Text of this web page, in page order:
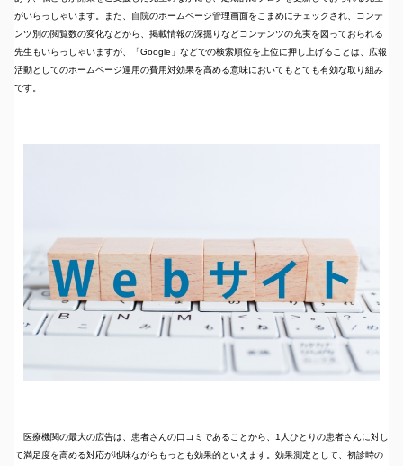
がいらっしゃいます。また、自院のホームページ管理画面をこまめにチェックされ、コンテ
ンツ別の閲覧数の変化などから、掲載情報の深掘りなどコンテンツの充実を図っておられる
先生もいらっしゃいますが、「Google」などでの検索順位を上位に押し上げることは、広報
活動としてのホームページ運用の費用対効果を高める意味においてもとても有効な取り組み
です。
医療機関の最大の広告は、患者さんの口コミであることから、1人ひとりの患者さんに対し
て満足度を高める対応が地味ながらもっとも効果的といえます。効果測定として、初診時の